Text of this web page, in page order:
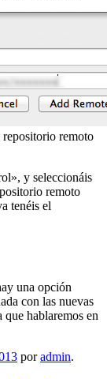
remoto
y seleccionáis
remoto
tenéis el
una opción
con las nuevas
hablaremos en
poradmin.